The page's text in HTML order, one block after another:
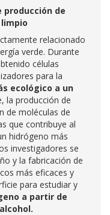
producción de
relacionado
verde. Durante
células
para la
ecológico a un
la producción de
de moléculas de
que contribuye al
hidrógeno más
investigadores se
y la fabricación de
más eficaces y
para estudiar y
a partir de